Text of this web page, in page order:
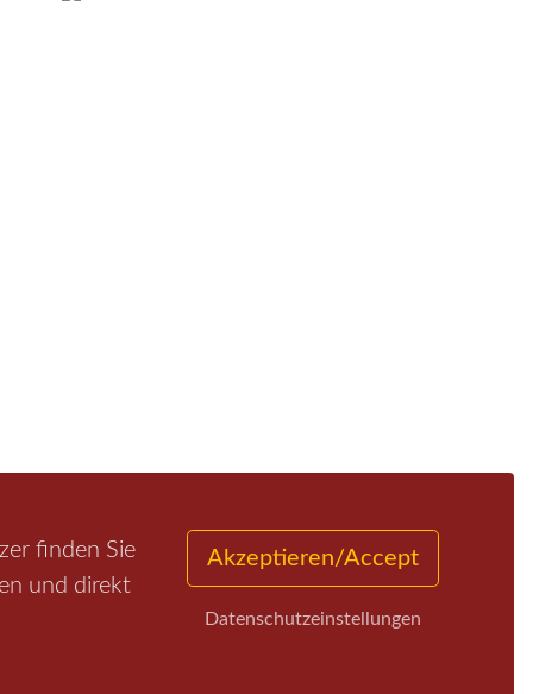
finden Sie
und direkt
Akzeptieren/Accept
Datenschutzeinstellungen